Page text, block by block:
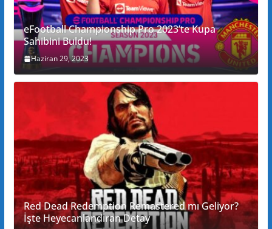
eFootball Championship Pro 2023’te Kupa
Sahibini Buldu!
Haziran 29, 2023
Red Dead Redemption Remastered mı Geliyor?
İşte Heyecanlandıran Detay